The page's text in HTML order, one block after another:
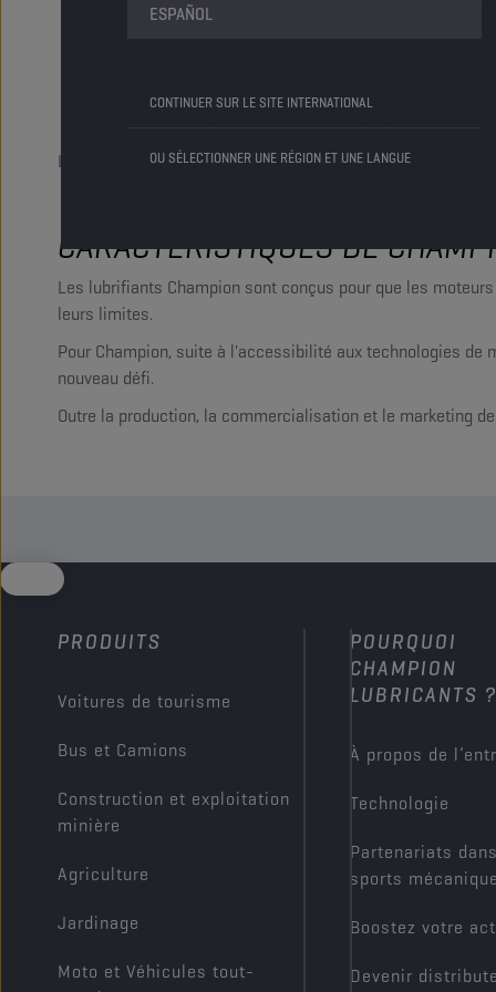
ESPAÑOL
CONTINUER SUR LE SITE INTERNATIONAL
OU SÉLECTIONNER UNE RÉGION ET UNE LANGUE
La bonne huile pour le bon véhicule, toujours à portée de
CARACTÉRISTIQUES DE
Les lubrifiants Champion sont conçus pour que les
leurs limites.
Pour Champion, suite à l'accessibilité aux technologies
nouveau défi.
Outre la production, la commercialisation et le marketing
PRODUITS
Voitures de tourisme
Bus et Camions
Construction et exploitation
minière
Agriculture
Jardinage
Moto et Véhicules tout-
POURQUOI
CHAMPION
LUBRICANTS ?
À propos de
Technologie
Partenariats
sports
Boostez votre
Devenir